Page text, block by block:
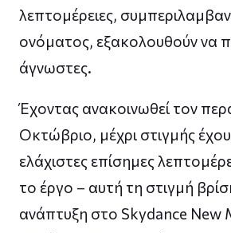
λεπτομέρειες,
ονόματος, εξακολουθούν να
άγνωστες.
Έχοντας ανακοινωθεί τον
Οκτώβριο, μέχρι στιγμής
ελάχιστες επίσημες
το έργο – αυτή τη στιγμή
ανάπτυξη στο Skydance New